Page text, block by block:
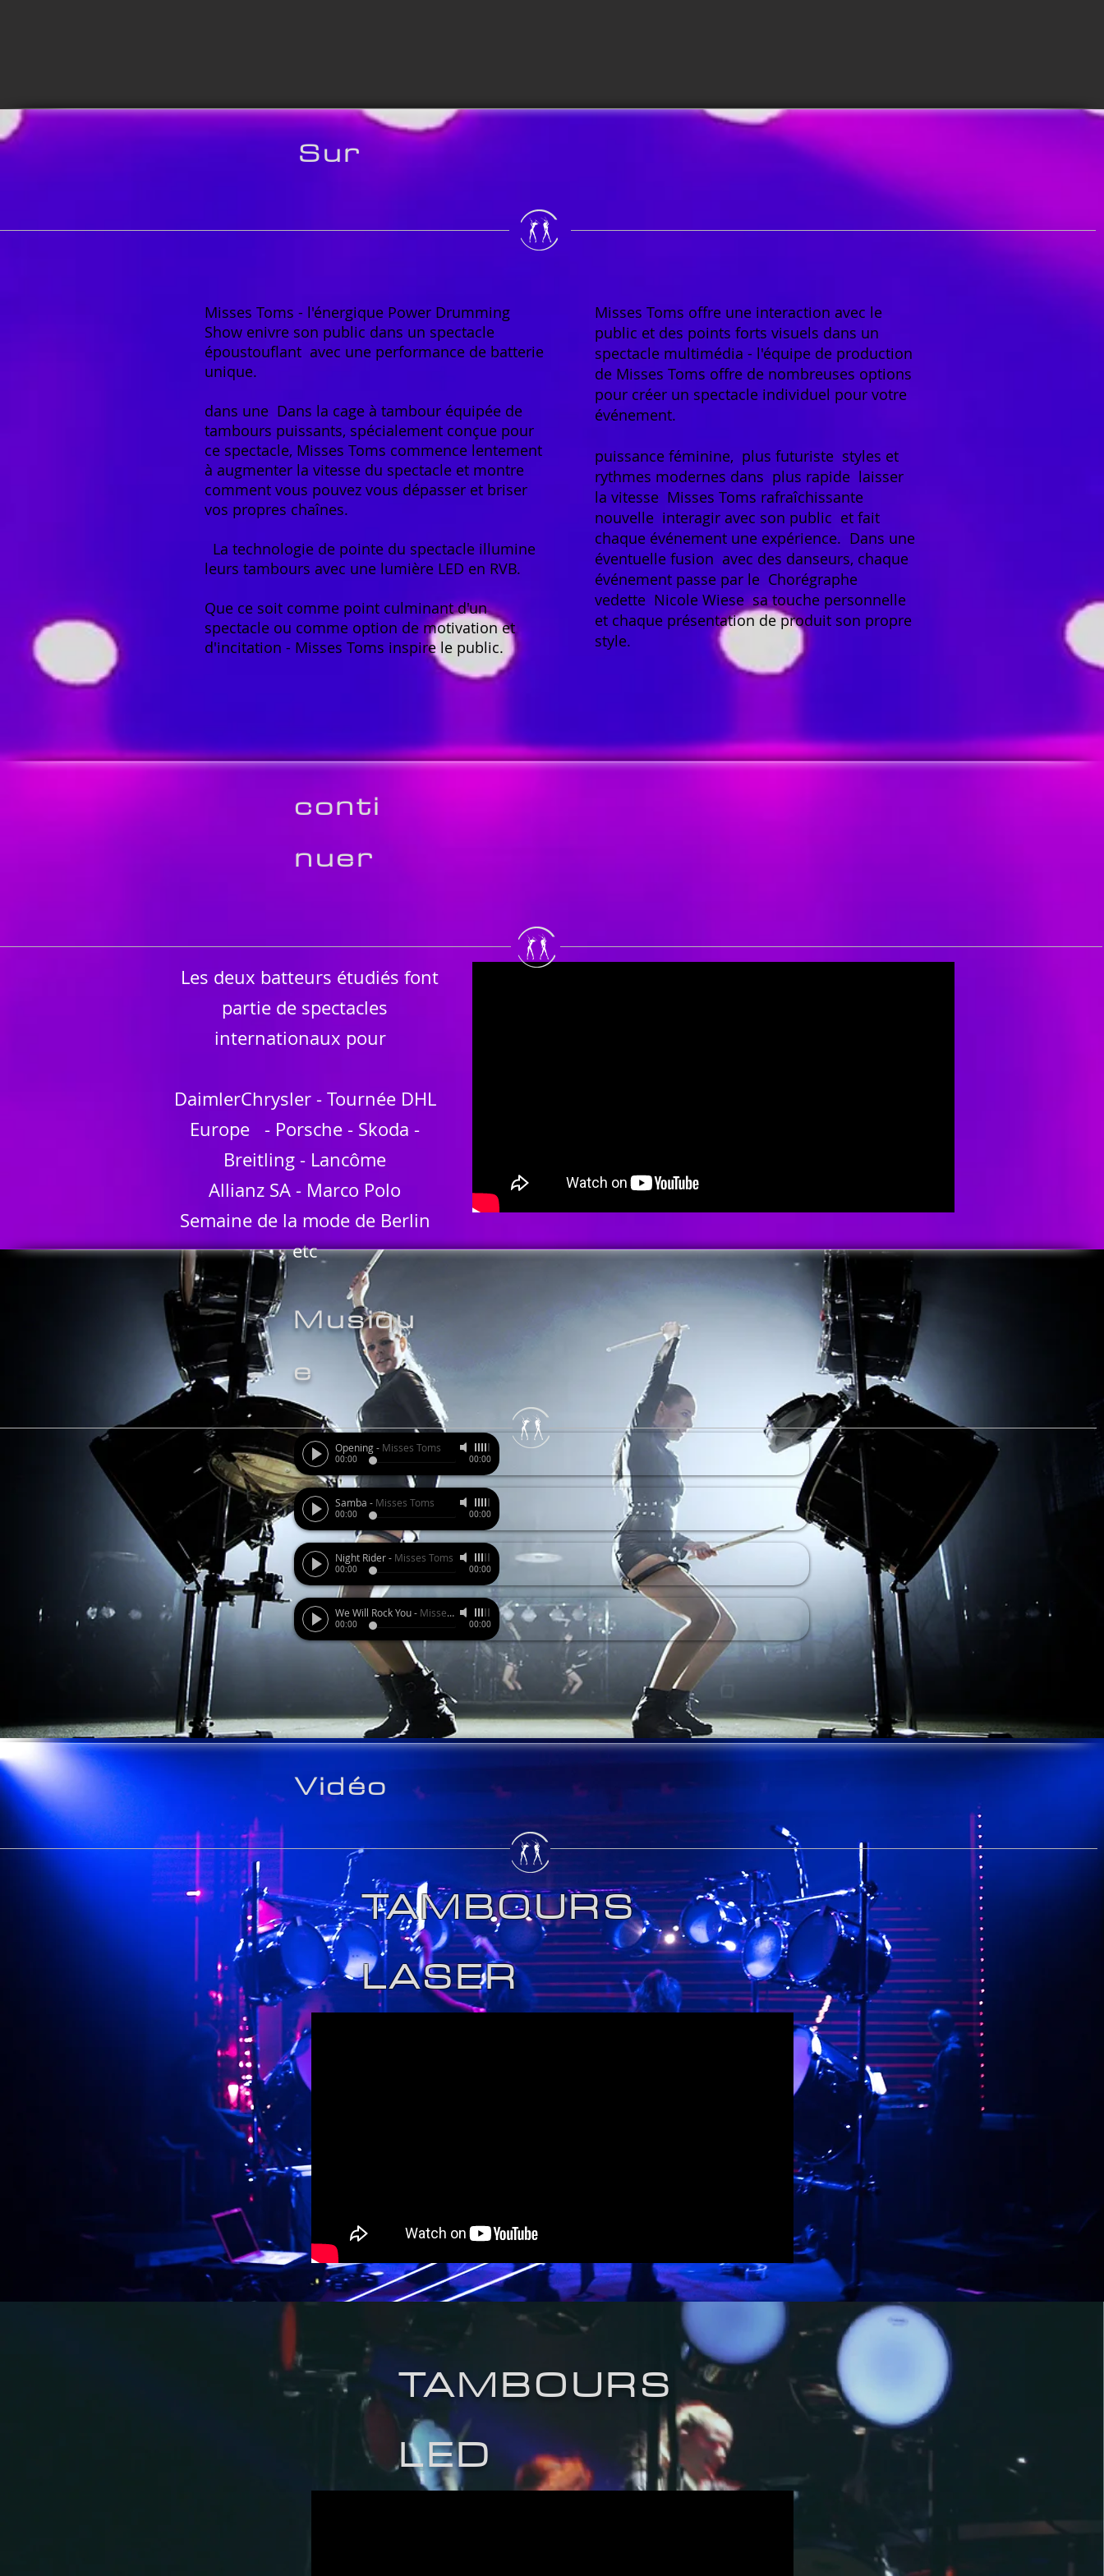
Misses Toms - l'énergique Power Drumming
Show enivre son public dans un spectacle
époustouflant avec une performance de batterie
unique.
dans une Dans la cage à tambour équipée de
tambours puissants, spécialement conçue pour
ce spectacle, Misses Toms commence lentement
à augmenter la vitesse du spectacle et montre
comment vous pouvez vous dépasser et briser
vos propres chaînes.
La technologie de pointe du spectacle illumine
leurs tambours avec une lumière LED en RVB.
Que ce soit comme point culminant d'un
spectacle ou comme option de motivation et
d'incitation - Misses Toms inspire le public.
Misses Toms offre une interaction avec le
public et des points forts visuels dans un
spectacle multimédia - l'équipe de production
de Misses Toms offre de nombreuses options
pour créer un spectacle individuel pour votre
événement.
puissance féminine, plus futuriste styles et
rythmes modernes dans plus rapide laisser
la vitesse Misses Toms rafraîchissante
nouvelle interagir avec son public et fait
chaque événement une expérience. Dans une
éventuelle fusion avec des danseurs, chaque
événement passe par le Chorégraphe
vedette Nicole Wiese sa touche personnelle
et chaque présentation de produit son propre
style.
Les deux batteurs étudiés font
partie de spectacles
internationaux pour
DaimlerChrysler - Tournée DHL
Europe
- Porsche - Skoda -
Breitling - Lancôme
Allianz SA - Marco Polo
Semaine de la mode de Berlin
etc
Musiqu
e
Sur
conti
nuer
Night Rider- Misses Toms
00:00 00:00
Samba - Misses Toms
00:00 00:00
We Will Rock You- Misses Toms
00:00 00:00
Opening- Misses Toms
00:00 00:00
Vidéo
TAMBOURS
LASER
TAMBOURS
LED